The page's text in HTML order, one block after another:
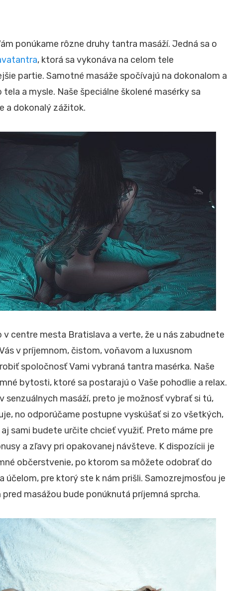
ponúkame rôzne druhy tantra masáží. Jedná sa o
, ktorá sa vykonáva na celom tele
partie. Samotné masáže spočívajú na dokonalom a
a mysle. Naše špeciálne školené masérky sa
a dokonalý zážitok.
v centre mesta Bratislava a verte, že u nás zabudnete
v príjemnom, čistom, voňavom a luxusnom
spoločnosť Vami vybraná tantra masérka. Naše
bytosti, ktoré sa postarajú o Vaše pohodlie a relax.
senzuálnych masáží, preto je možnosť vybrať si tú,
no odporúčame postupne vyskúšať si zo všetkých,
sami budete určite chcieť využiť. Preto máme pre
a zľavy pri opakovanej návšteve. K dispozícii je
občerstvenie, po ktorom sa môžete odobrať do
účelom, pre ktorý ste k nám prišli. Samozrejmosťou je
pred masážou bude ponúknutá príjemná sprcha.